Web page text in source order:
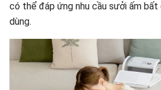
có thể đáp ứng nhu cầu sưởi ấm
dùng.